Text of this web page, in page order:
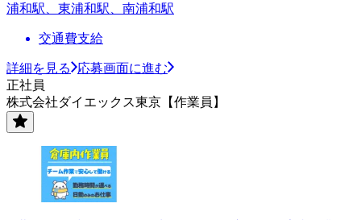
浦和駅、東浦和駅、南浦和駅
交通費支給
詳細を見る
応募画面に進む
正社員
株式会社ダイエックス東京【作業員】